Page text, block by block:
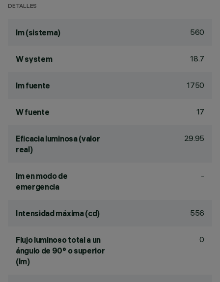
DETALLES
lm (sistema) 560
W system 18.7
lm fuente 1750
W fuente 17
Eficacia luminosa (valor
real)
29.95
lm en modo de
emergencia
-
Intensidad máxima (cd) 556
Flujo luminoso total a un
ángulo de 90° o superior
(lm)
0